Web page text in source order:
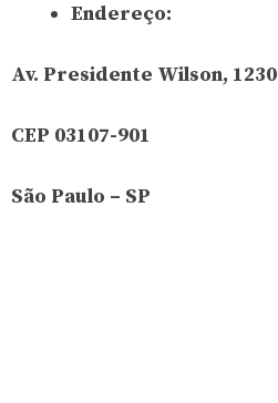
Endereço:
Av. Presidente Wilson, 1230
CEP 03107-901
São Paulo – SP